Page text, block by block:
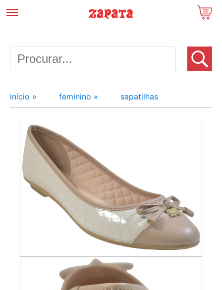
início » feminino » sapatilhas